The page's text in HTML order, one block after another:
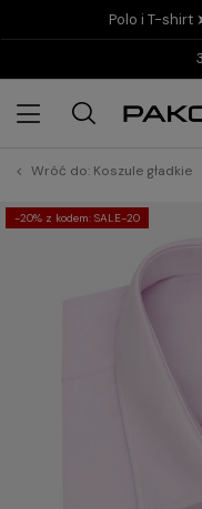
Polo i T-shirt
Wróć do: Koszule gładkie
-20% z kodem: SALE-20